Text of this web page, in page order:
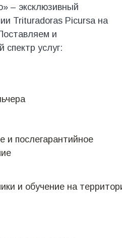
– эксклюзивный
Trituradoras Picursa на
и
услуг:
и послегарантийное
и обучение на